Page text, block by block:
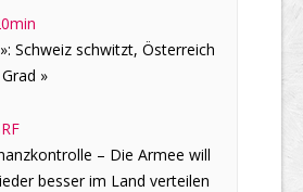
Schweiz schwitzt, Österreich
»
– Die Armee will
besser im Land verteilen